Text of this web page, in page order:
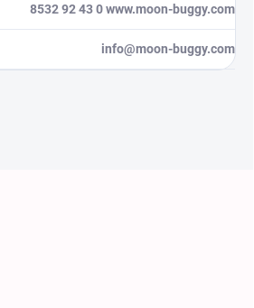
8532 92 43 0 www.moon-buggy.com
info@moon-buggy.com